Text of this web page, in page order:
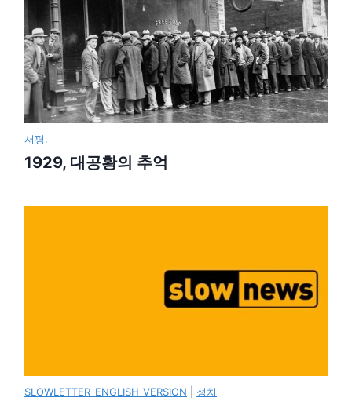
서평.
1929, 대공황의 추억
SLOWLETTER_ENGLISH_VERSION 정치